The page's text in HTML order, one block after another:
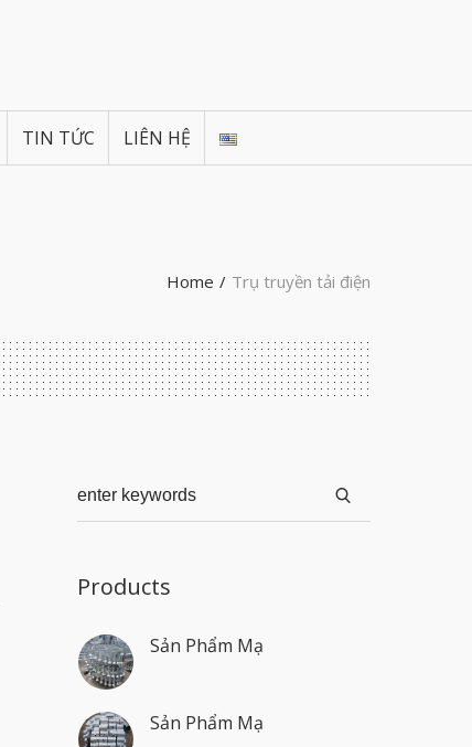
TIN TỨC LIÊN HỆ
Home / Trụ truyền tải điện
Products
Sản Phẩm Mạ
Sản Phẩm Mạ